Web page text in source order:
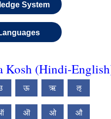
System
Kosh (Hindi-
ऊ ऋ ऌ
ऒ ओ औ